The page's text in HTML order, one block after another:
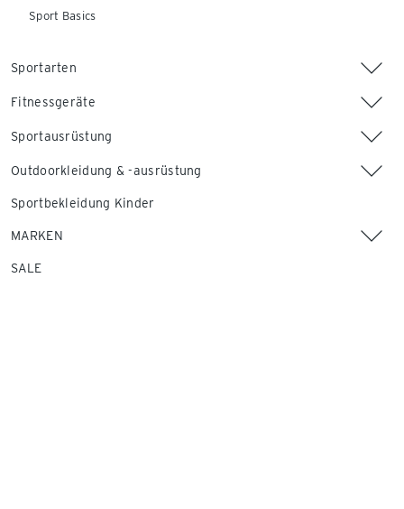
Sport Basics
Sportarten
Fitnessgeräte
Sportausrüstung
Outdoorkleidung & -ausrüstung
Sportbekleidung Kinder
MARKEN
SALE